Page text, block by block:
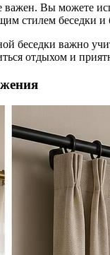
Вы можете
стилем беседки
беседки важно
отдыхом и